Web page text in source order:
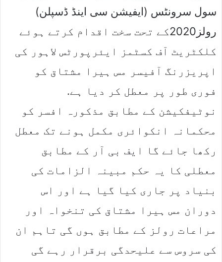
سول سرونٹس (ایفیشن سی اینڈ ڈسپلن)
رولز2020کے تحت سخت اقدام کرتے ہوئے
کلکٹریٹ آف کسٹمز ایئرپورٹس لاہور کی
اپریزرنگ آفیسر مس ہیرا مشتاق کو
فوری طور پر معطل کر دیا ہے.
نوٹیفکیشن کے مطابق مذکورہ افسر کو
محکمانہ انکوائری مکمل ہونے تک معطل
رکھا جائے گا ایف بی آر کے مطابق
معطلی کا یہ حکم مبینہ الزامات کی
بنیاد پر جاری کیا گیا ہے اور اس
دوران مس ہیرا مشتاق کی تنخواہ اور
مراعات رولز کے مطابق ہوں گی تاہم ان
کی سروس سے علیحدگی برقرار رہے گی